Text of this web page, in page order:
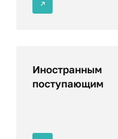
Иностранным
поступающим